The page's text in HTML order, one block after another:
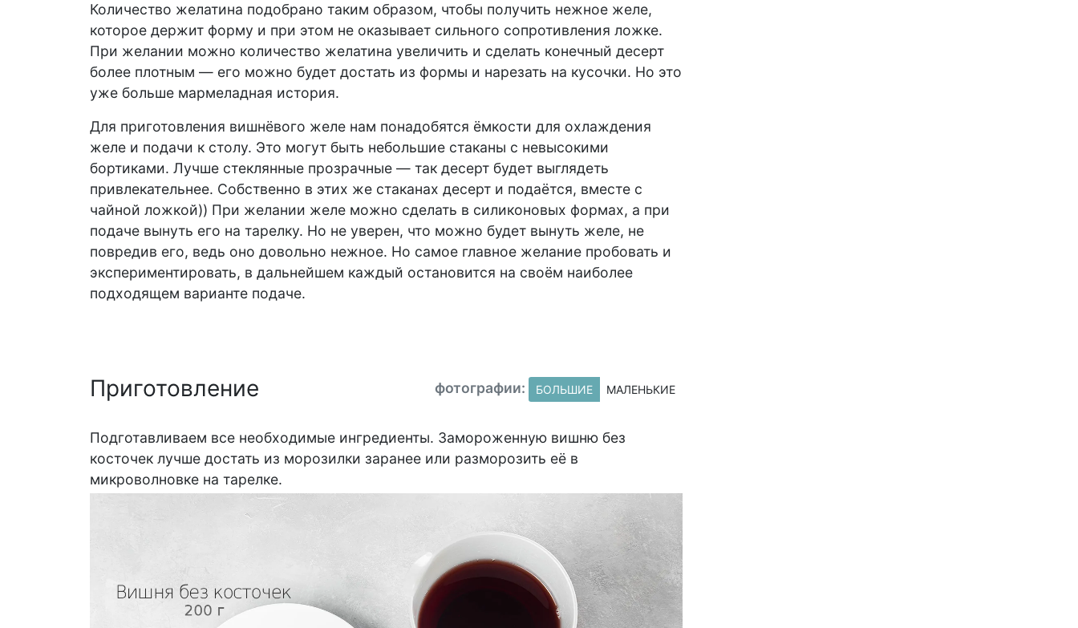
Количество желатина подобрано таким образом, чтобы получить нежное желе,
которое держит форму и при этом не оказывает сильного сопротивления ложке.
При желании можно количество желатина увеличить и сделать конечный десерт
более плотным — его можно будет достать из формы и нарезать на кусочки. Но это
уже больше мармеладная история.
Для приготовления вишнёвого желе нам понадобятся ёмкости для охлаждения
желе и подачи к столу. Это могут быть небольшие стаканы с невысокими
бортиками. Лучше стеклянные прозрачные — так десерт будет выглядеть
привлекательнее. Собственно в этих же стаканах десерт и подаётся, вместе с
чайной ложкой)) При желании желе можно сделать в силиконовых формах, а при
подаче вынуть его на тарелку. Но не уверен, что можно будет вынуть желе, не
повредив его, ведь оно довольно нежное. Но самое главное желание пробовать и
экспериментировать, в дальнейшем каждый остановится на своём наиболее
подходящем варианте подаче.
Приготовление фотографии: БОЛЬШИЕ МАЛЕНЬКИЕ
Подготавливаем все необходимые ингредиенты. Замороженную вишню без
косточек лучше достать из морозилки заранее или разморозить её в
микроволновке на тарелке.